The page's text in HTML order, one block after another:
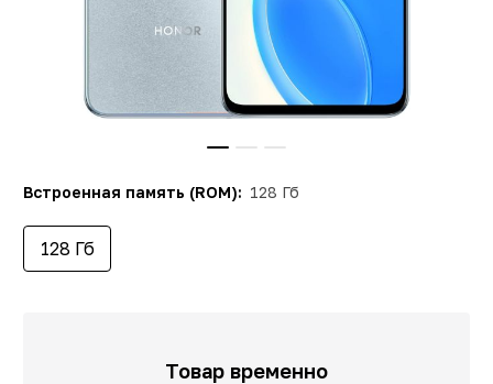
Встроенная память (ROM): 128 Гб
128 Гб
Товар временно